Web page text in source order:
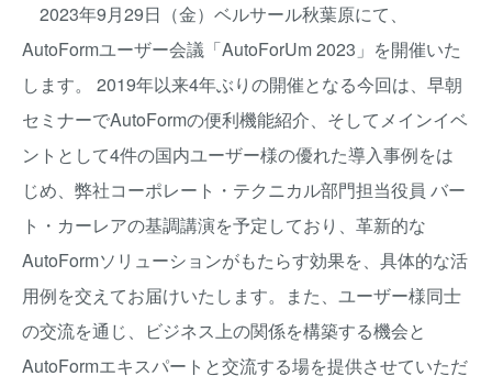
2023年9月29日（金）ベルサール秋葉原にて、
AutoFormユーザー会議「AutoForUm 2023」を開催いた
します。 2019年以来4年ぶりの開催となる今回は、早朝
セミナーでAutoFormの便利機能紹介、そしてメインイベ
ントとして4件の国内ユーザー様の優れた導入事例をは
じめ、弊社コーポレート・テクニカル部門担当役員 バー
ト・カーレアの基調講演を予定しており、革新的な
AutoFormソリューションがもたらす効果を、具体的な活
用例を交えてお届けいたします。また、ユーザー様同士
の交流を通じ、ビジネス上の関係を構築する機会と
AutoFormエキスパートと交流する場を提供させていただ